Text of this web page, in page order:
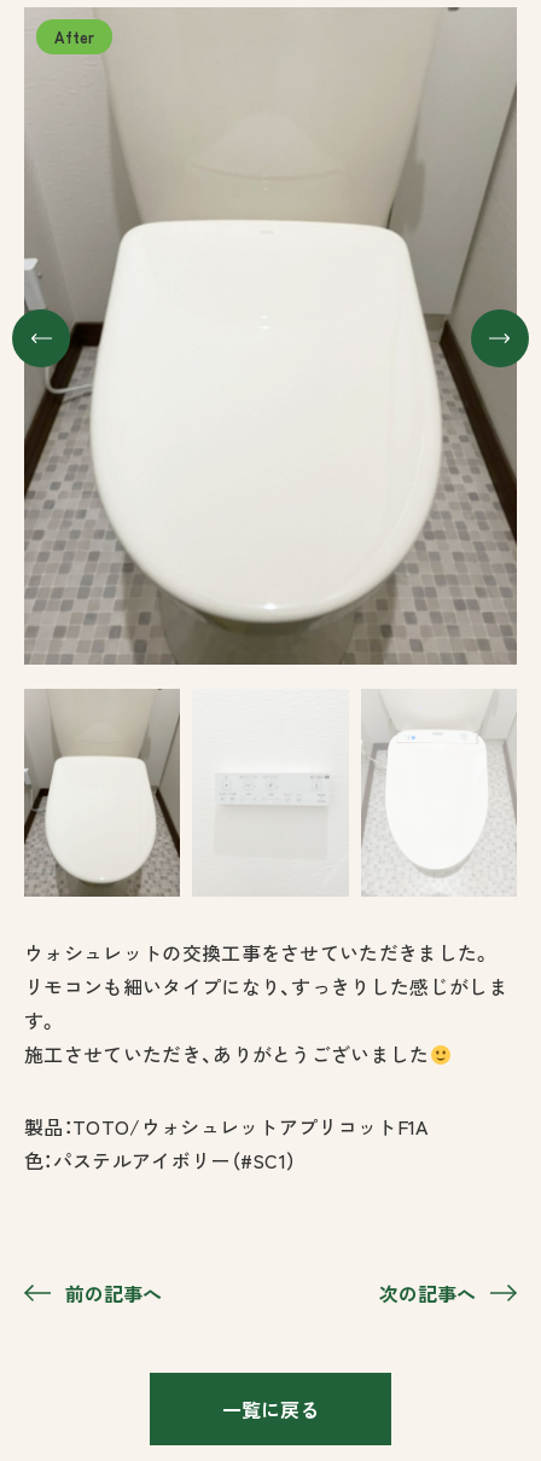
プライバシーポリシー
古物営業法に基づく表示
ウォシュレットの交換工事をさせていただきました。
リモコンも細いタイプになり、すっきりした感じがしま
す。
施工させていただき、ありがとうございました
製品：TOTO/ウォシュレットアプリコットF1A
色：パステルアイボリー（#SC1）
前の記事へ 次の記事へ
一覧に戻る